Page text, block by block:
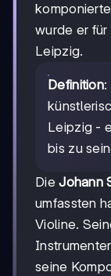
wurde er
Leipzig.
Definition:
Leipzig -
bis zu
DieJohann
umfassten
Violine.
seine